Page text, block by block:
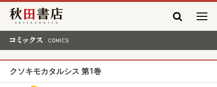
秋田書店
クソキモカタルシス 第1巻